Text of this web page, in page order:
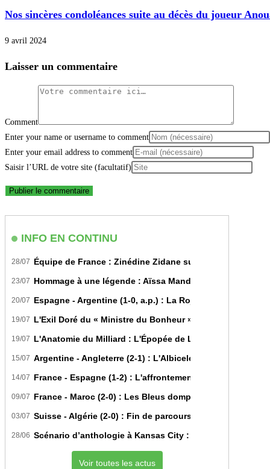
INFO EN CONTINU
28/07 Équipe de France : Zinédine Zidane succède
23/07 Hommage à une légende : Aïssa Mandi tire sa
20/07 Espagne - Argentine (1-0, a.p.) : La Roja sur le toit du
19/07 L'Exil Doré du « Ministre du Bonheur » : Dans les
19/07 L'Anatomie du Milliard : L'Épopée de Lamine Yamal du
15/07 Argentine - Angleterre (2-1) : L'Albiceleste renverse les
14/07 France - Espagne (1-2) : L'affrontement tactique ultime
09/07 France - Maroc (2-0) : Les Bleus domptent les Lions de
03/07 Suisse - Algérie (2-0) : Fin de parcours pour les Fennecs
28/06 Scénario d’anthologie à Kansas City : L’Algérie
Voir toutes les actus
Nos sincères condoléances suite au décès du joueur
9 avril 2024
Laisser un commentaire
Comment
Enter your name or username to comment
Enter your email address to comment
Saisir l’URL de votre site (facultatif)